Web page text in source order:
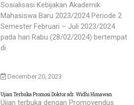
Sosialisasi Kebijakan Akademik
Mahasiswa Baru 2023/2024 Periode 2
Semester Februari – Juli 2023/2024
pada hari Rabu (28/02/2024) bertempat
di.
December 20, 2023
Ujian Terbuka Promosi Doktor sdr. Widhi Himawan
Ujian terbuka dengan Promovendus